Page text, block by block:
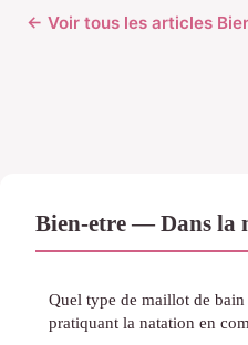
← Voir tous les articles
Bien-etre — Dans la
Quel type de maillot de
pratiquant la natation en